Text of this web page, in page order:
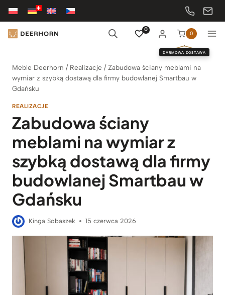
Przejdź
treści
0
0
DARMOWA DOSTAWA
Meble Deerhorn / Realizacje / Zabudowa ściany meblami na
wymiar z szybką dostawą dla firmy budowlanej Smartbau w
Gdańsku
REALIZACJE
Zabudowa ściany
meblami na wymiar z
szybką dostawą dla firmy
budowlanej Smartbau w
Gdańsku
Kinga Sobaszek 15 czerwca 2026